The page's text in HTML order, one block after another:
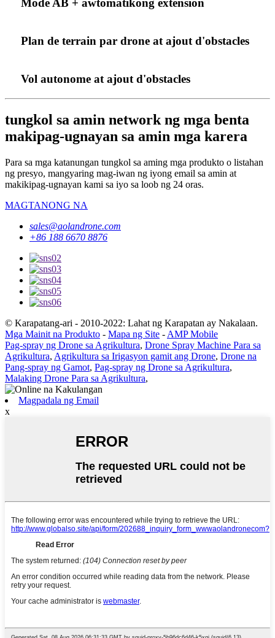
Mode AB + awtomatikong extension
Plan de terrain par drone at ajout d'obstacles
Vol autonome at ajout d'obstacles
tungkol sa amin network ng mga benta
makipag-ugnayan sa amin mga karera
Para sa mga katanungan tungkol sa aming mga produkto o listahan
ng presyo, mangyaring mag-iwan ng iyong email sa amin at
makikipag-ugnayan kami sa iyo sa loob ng 24 oras.
MAGTANONG NA
sales@aolandrone.com
+86 188 6670 8876
© Karapatang-ari - 2010-2022: Lahat ng Karapatan ay Nakalaan.
Mga Mainit na Produkto - Mapa ng Site - AMP Mobile
Pag-spray ng Drone sa Agrikultura, Drone Spray Machine Para sa
Agrikultura, Agrikultura sa Irigasyon gamit ang Drone, Drone na
Pang-spray ng Gamot, Pag-spray ng Drone sa Agrikultura,
Malaking Drone Para sa Agrikultura,
Magpadala ng Email
x